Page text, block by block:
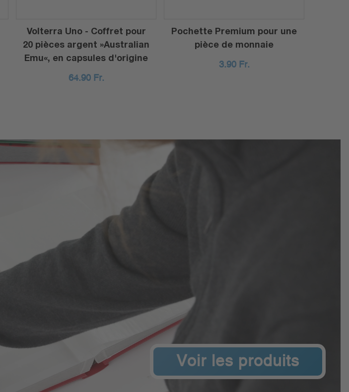
Volterra Uno - Coffret pour
20 pièces argent »Australian
Emu«, en capsules d'origine
64.90 Fr.
Pochette Premium pour une
pièce de monnaie
3.90 Fr.
Voir les produits